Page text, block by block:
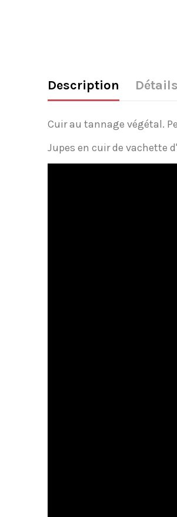
Description
Cuir au tannage végétal.
Jupes en cuir de vachette